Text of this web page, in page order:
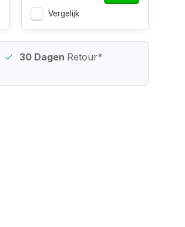
Vergelijk
30 Dagen Retour*